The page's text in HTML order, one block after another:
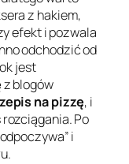
z hakiem,
efekt i pozwala
odchodzić od
jest
z blogów
na pizzę, i
Po
i